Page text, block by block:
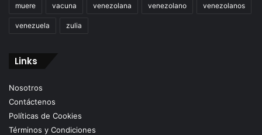
muere vacuna venezolana venezolano venezolanos
venezuela zulia
Links
Nosotros
Contáctenos
Políticas de Cookies
Términos y Condiciones